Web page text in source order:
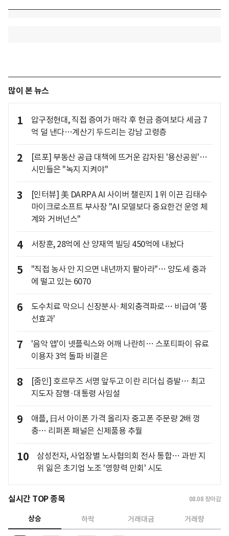
많이 본 뉴스
1
압구정현대, 직접 증여가 매각 후 현금 증여보다 세금 7
억 덜 낸다…계산기 두드리는 강남 고령층
2
[르포] 부동산 공급 대책에 뜨거운 감자된 '용산공원'…
시민들은 "녹지 지켜야"
3
[인터뷰] 美 DARPA AI 사이버 챌린지 1위 이끈 김태수
마이크로소프트 부사장 "AI 모델보다 중요한건 운영 체
계와 거버넌스"
4 서장훈, 28억에 산 양재역 빌딩 450억에 내놨다
5
"직접 농사 안 지으면 내년까지 팔아라"… 양도세 중과
에 떨고 있는 6070
6
도수치료 막으니 신장분사·체외충격파로… 비급여 '풍
선효과'
7
'음악 앱'이 넷플릭스와 어깨 나란히… 스포티파이 유료
이용자 3억 돌파 비결은
8
[줌인] 호르무즈 서명 앞두고 이란 리더십 증발… 최고
지도자 잠행·대통령 사임설
9
애플, 日서 아이폰 가격 올리자 중고폰 주문량 2배 껑
충… 리퍼폰 패널은 신제품용 추월
10
삼성전자, 사업장별 노사협의회 전사 통합… 과반 지
위 잃은 초기업 노조 '영향력 만회' 시도
실시간 TOP 종목 08.08 장마감
상승 하락 거래대금 거래량